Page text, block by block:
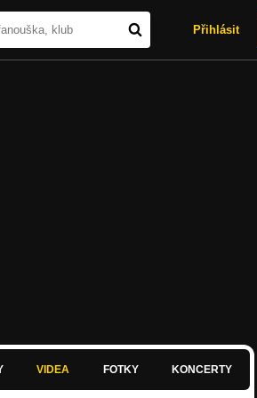
Přihlásit
VIDEA FOTKY KONCERTY